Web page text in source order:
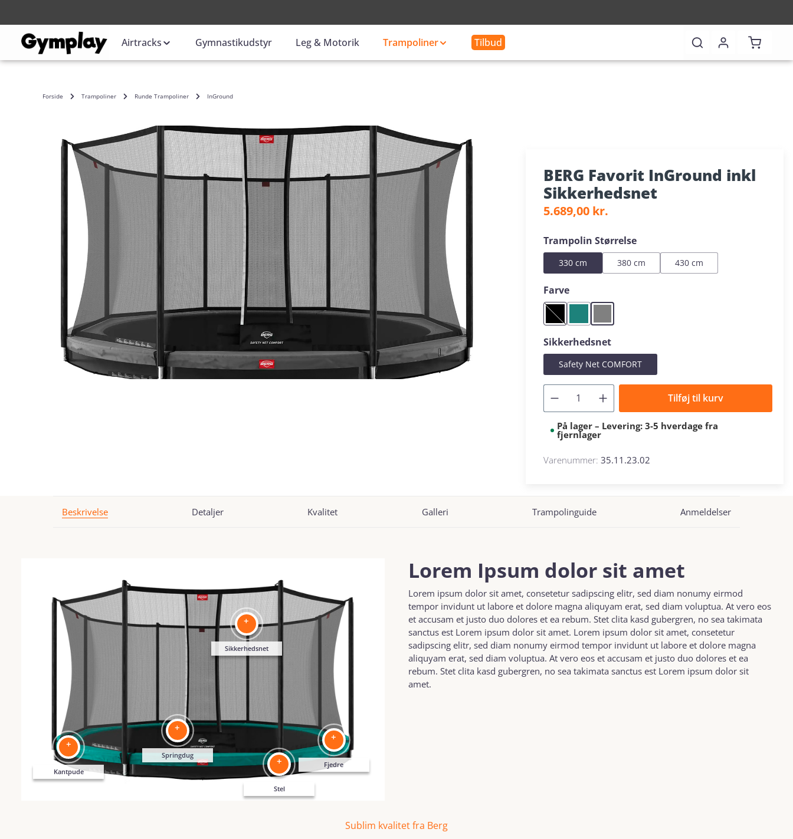
Airtracks Gymnastikudstyr Leg & Motorik Trampoliner Tilbud
Forside Trampoliner Runde Trampoliner InGround
BERG Favorit InGround inkl
Sikkerhedsnet
Almindelig pris:
5.689,00 kr.
Vælg
Trampolin Størrelse
330 cm 380 cm 430 cm
Vælg
Farve
Black
(Denne mulighed er i øjeblikket ikke tilgængelig.)
GreenGrey
Vælg
Sikkerhedsnet
Safety Net COMFORT
Tilføj til kurv
På lager – Levering: 3-5 hverdage fra
fjernlager
Varenummer: 35.11.23.02
Beskrivelse Detaljer Kvalitet Galleri Trampolinguide Anmeldelser
Stel
+ Fjedre
+
Springdug
+
Kantpude
+
Sikkerhedsnet
+
Lorem Ipsum dolor sit amet
Lorem ipsum dolor sit amet, consetetur sadipscing elitr, sed diam nonumy eirmod
tempor invidunt ut labore et dolore magna aliquyam erat, sed diam voluptua. At vero eos
et accusam et justo duo dolores et ea rebum. Stet clita kasd gubergren, no sea takimata
sanctus est Lorem ipsum dolor sit amet. Lorem ipsum dolor sit amet, consetetur
sadipscing elitr, sed diam nonumy eirmod tempor invidunt ut labore et dolore magna
aliquyam erat, sed diam voluptua. At vero eos et accusam et justo duo dolores et ea
rebum. Stet clita kasd gubergren, no sea takimata sanctus est Lorem ipsum dolor sit
amet.
Sublim kvalitet fra Berg